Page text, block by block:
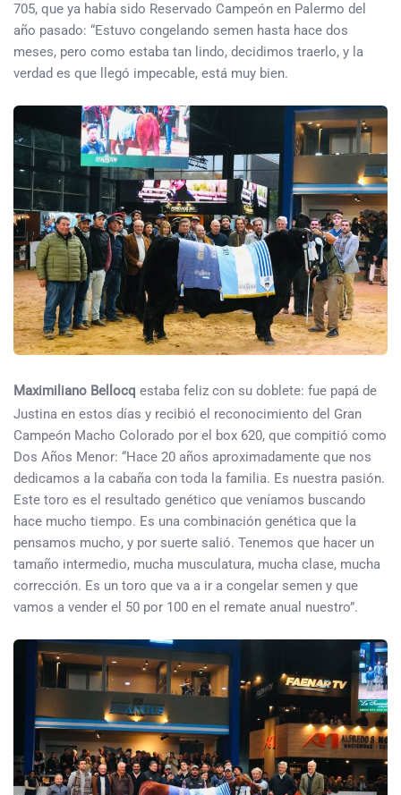
705, que ya había sido Reservado Campeón en Palermo del
año pasado: “Estuvo congelando semen hasta hace dos
meses, pero como estaba tan lindo, decidimos traerlo, y la
verdad es que llegó impecable, está muy bien.
Maximiliano Bellocq estaba feliz con su doblete: fue papá de
Justina en estos días y recibió el reconocimiento del Gran
Campeón Macho Colorado por el box 620, que compitió como
Dos Años Menor: “Hace 20 años aproximadamente que nos
dedicamos a la cabaña con toda la familia. Es nuestra pasión.
Este toro es el resultado genético que veníamos buscando
hace mucho tiempo. Es una combinación genética que la
pensamos mucho, y por suerte salió. Tenemos que hacer un
tamaño intermedio, mucha musculatura, mucha clase, mucha
corrección. Es un toro que va a ir a congelar semen y que
vamos a vender el 50 por 100 en el remate anual nuestro”.